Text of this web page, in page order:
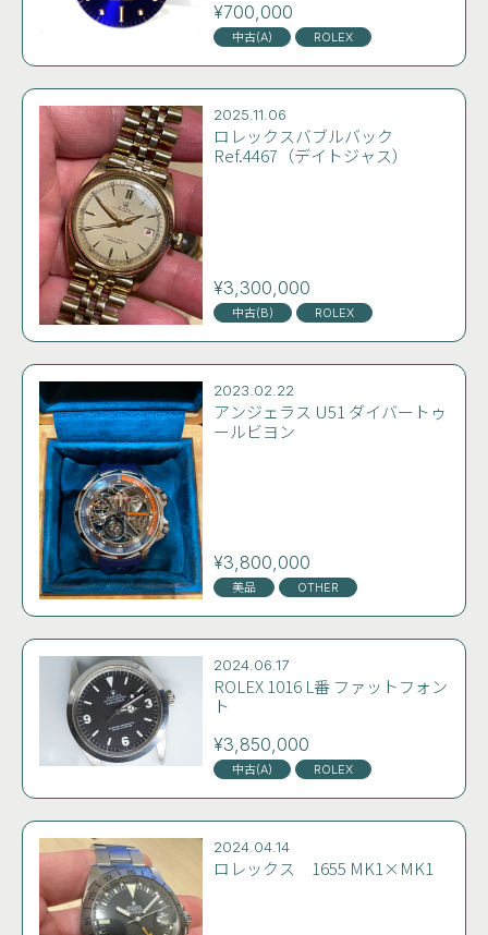
針・ベゼルセット コンディシ
ョン良好
¥700,000
中古(A) ROLEX
2025.11.06
ロレックスバブルバック
Ref.4467（デイトジャス）
¥3,300,000
中古(B) ROLEX
2023.02.22
アンジェラス U51 ダイバートゥ
ールビヨン
¥3,800,000
美品 OTHER
2024.06.17
ROLEX 1016 L番 ファットフォン
ト
¥3,850,000
中古(A) ROLEX
2024.04.14
ロレックス 1655 MK1×MK1